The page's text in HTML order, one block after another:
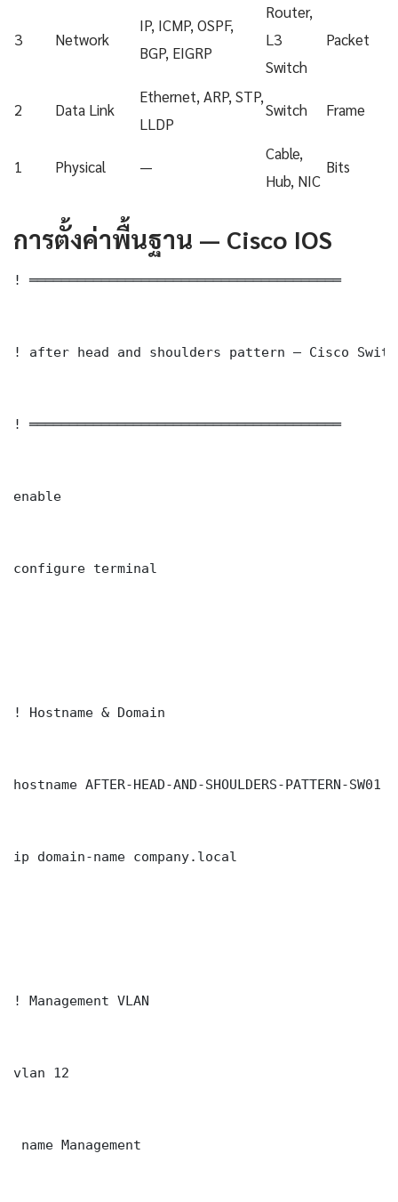
3 Network
IP, ICMP, OSPF,
BGP, EIGRP
Router,
L3
Switch
Packet
2 Data Link
Ethernet, ARP, STP,
LLDP
Switch Frame
1 Physical —
Cable,
Hub, NIC
Bits
การตั้งค่าพื้นฐาน — Cisco IOS
! ═══════════════════════════════════════
! after head and shoulders pattern — Cisco
! ═══════════════════════════════════════
enable
configure terminal
! Hostname & Domain
hostname AFTER-HEAD-AND-SHOULDERS-PATTERN-SW01
ip domain-name company.local
! Management VLAN
vlan 12
name Management